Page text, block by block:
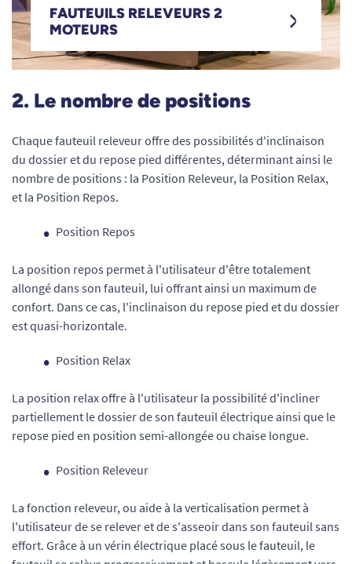
FAUTEUILS RELEVEURS 2
MOTEURS
Fauteuils
2. Le nombre de positions
Chaque fauteuil releveur offre des possibilités d'inclinaison
du dossier et du repose pied différentes, déterminant ainsi le
nombre de positions : la Position Releveur, la Position Relax,
et la Position Repos.
Position Repos
La position repos permet à l'utilisateur d'être totalement
allongé dans son fauteuil, lui offrant ainsi un maximum de
confort. Dans ce cas, l'inclinaison du repose pied et du dossier
est quasi-horizontale.
Position Relax
La position relax offre à l'utilisateur la possibilité d'incliner
partiellement le dossier de son fauteuil électrique ainsi que le
repose pied en position semi-allongée ou chaise longue.
Position Releveur
La fonction releveur, ou aide à la verticalisation permet à
l'utilisateur de se relever et de s'asseoir dans son fauteuil sans
effort. Grâce à un vérin électrique placé sous le fauteuil, le